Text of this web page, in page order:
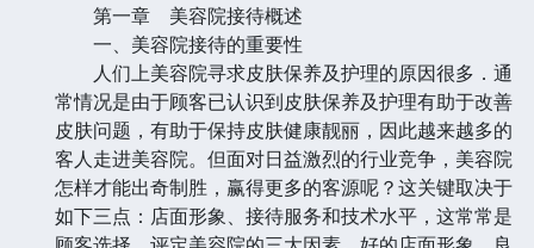
第一章 美容院接待概述
一、美容院接待的重要性
人们上美容院寻求皮肤保养及护理的原因很多．通
常情况是由于顾客已认识到皮肤保养及护理有助于改善
皮肤问题，有助于保持皮肤健康靓丽，因此越来越多的
客人走进美容院。但面对日益激烈的行业竞争，美容院
怎样才能出奇制胜，赢得更多的客源呢？这关键取决于
如下三点：店面形象、接待服务和技术水平，这常常是